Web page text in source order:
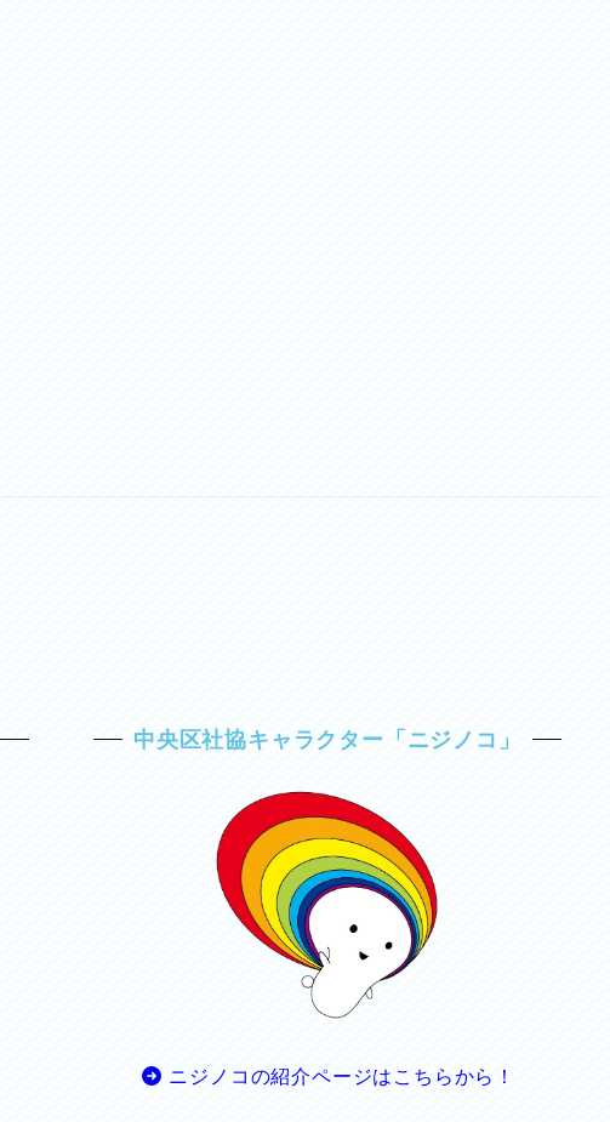
中央区社協キャラクター「ニジノコ」
ニジノコの紹介ページはこちらから！